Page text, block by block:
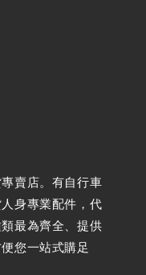
賣店。有自行車
身專業配件，代
最為齊全、提供
您一站式購足